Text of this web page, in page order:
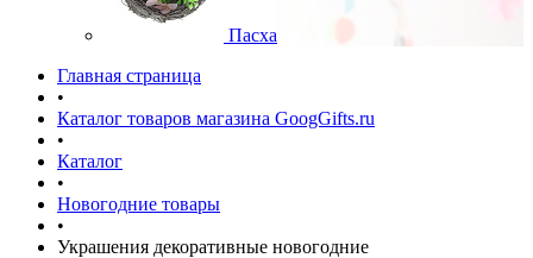
Пасха
Главная страница
•
Каталог товаров магазина GoogGifts.ru
•
Каталог
•
Новогодние товары
•
Украшения декоративные новогодние